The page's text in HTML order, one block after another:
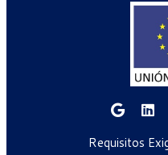
Requisitos